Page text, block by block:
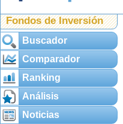
Fondos de Inversión
Buscador
Comparador
Ranking
Análisis
Noticias